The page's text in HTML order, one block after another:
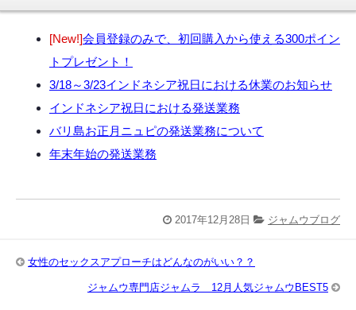
[New!]会員登録のみで、初回購入から使える300ポイン
トプレゼント！
3/18～3/23インドネシア祝日における休業のお知らせ
インドネシア祝日における発送業務
バリ島お正月ニュピの発送業務について
年末年始の発送業務
2017年12月28日 ジャムウブログ
女性のセックスアプローチはどんなのがいい？？
ジャムウ専門店ジャムラ 12月人気ジャムウBEST5